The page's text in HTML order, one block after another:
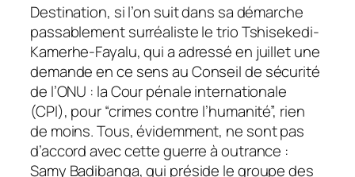
Destination, si l’on suit dans sa démarche
passablement surréaliste le trio Tshisekedi-
Kamerhe-Fayalu, qui a adressé en juillet une
demande en ce sens au Conseil de sécurité
de l’ONU : la Cour pénale internationale
(CPI), pour “crimes contre l’humanité”, rien
de moins. Tous, évidemment, ne sont pas
d’accord avec cette guerre à outrance :
Samy Badibanga, qui préside le groupe des